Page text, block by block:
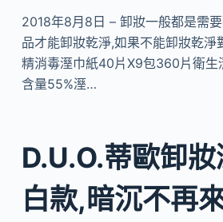
2018年8月8日 – 卸妝一般都是需
品才能卸妝乾淨,如果不能卸妝乾
精消毒溼巾紙40片X9包360片衛生
含量55%溼…
D.U.O.蒂歐卸
白款,暗沉不再